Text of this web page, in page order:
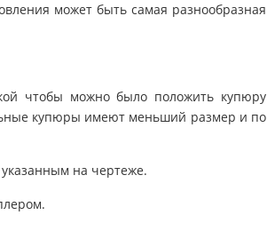
может быть самая разнообразная
чтобы можно было положить купюру
купюры имеют меньший размер и по
на чертеже.